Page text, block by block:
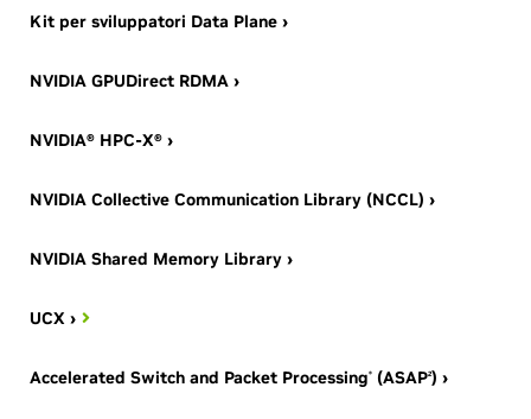
Kit per sviluppatori Data Plane ›
NVIDIA GPUDirect RDMA ›
NVIDIA® HPC-X® ›
NVIDIA Collective Communication Library (NCCL) ›
NVIDIA Shared Memory Library ›
UCX ›
Accelerated Switch and Packet Processing® (ASAP2) ›